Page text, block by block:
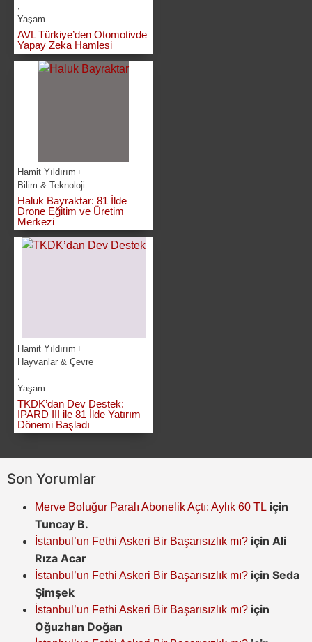
,
Yaşam
AVL Türkiye’den Otomotivde
Yapay Zeka Hamlesi
Hamit Yıldırım
Bilim & Teknoloji
Haluk Bayraktar: 81 İlde
Drone Eğitim ve Üretim
Merkezi
Hamit Yıldırım
Hayvanlar & Çevre
,
Yaşam
TKDK’dan Dev Destek:
IPARD III ile 81 İlde Yatırım
Dönemi Başladı
Son Yorumlar
Merve Boluğur Paralı Abonelik Açtı: Aylık 60 TL için
Tuncay B.
İstanbul’un Fethi Askeri Bir Başarısızlık mı? için Ali
Rıza Acar
İstanbul’un Fethi Askeri Bir Başarısızlık mı? için Seda
Şimşek
İstanbul’un Fethi Askeri Bir Başarısızlık mı? için
Oğuzhan Doğan